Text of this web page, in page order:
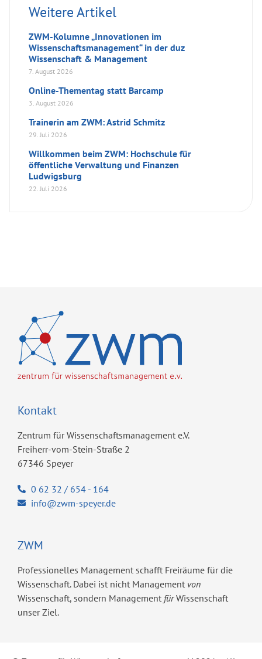
Weitere Artikel
ZWM-Kolumne „Innovationen im
Wissenschaftsmanagement“ in der duz
Wissenschaft & Management
7. August 2026
Online-Thementag statt Barcamp
3. August 2026
Trainerin am ZWM: Astrid Schmitz
29. Juli 2026
Willkommen beim ZWM: Hochschule für
öffentliche Verwaltung und Finanzen
Ludwigsburg
22. Juli 2026
Kontakt
Zentrum für Wissenschaftsmanagement e.V.
Freiherr-vom-Stein-Straße 2
67346 Speyer
0 62 32 / 654 - 164
info@zwm-speyer.de
ZWM
Professionelles Management schafft Freiräume für die
Wissenschaft. Dabei ist nicht Management von
Wissenschaft, sondern Management fürWissenschaft
unser Ziel.